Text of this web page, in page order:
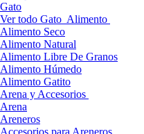
Gato
Ver todo Gato Alimento
Alimento Seco
Alimento Natural
Alimento Libre De Granos
Alimento Húmedo
Alimento Gatito
Arena y Accesorios
Arena
Areneros
Accesorios para Areneros